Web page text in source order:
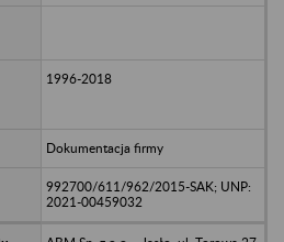
1996-2018
Dokumentacja firmy
992700/611/962/2015-SAK; UNP:
2021-00459032